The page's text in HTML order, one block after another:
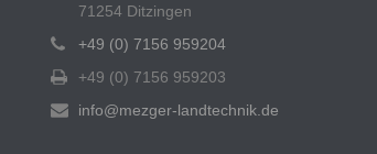
71254 Ditzingen
+49 (0) 7156 959204
+49 (0) 7156 959203
info@mezger-landtechnik.de